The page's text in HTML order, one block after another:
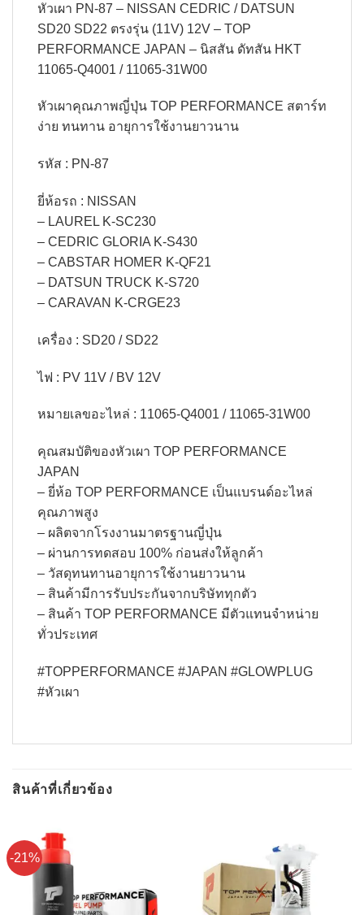
หัวเผา PN-87 – NISSAN CEDRIC / DATSUN
SD20 SD22 ตรงรุ่น (11V) 12V – TOP
PERFORMANCE JAPAN – นิสสัน ดัทสัน HKT
11065-Q4001 / 11065-31W00
หัวเผาคุณภาพญี่ปุ่น TOP PERFORMANCE สตาร์ท
ง่าย ทนทาน อายุการใช้งานยาวนาน
รหัส : PN-87
ยี่ห้อรถ : NISSAN
– LAUREL K-SC230
– CEDRIC GLORIA K-S430
– CABSTAR HOMER K-QF21
– DATSUN TRUCK K-S720
– CARAVAN K-CRGE23
เครื่อง : SD20 / SD22
ไฟ : PV 11V / BV 12V
หมายเลขอะไหล่ : 11065-Q4001 / 11065-31W00
คุณสมบัติของหัวเผา TOP PERFORMANCE
JAPAN
– ยี่ห้อ TOP PERFORMANCE เป็นแบรนด์อะไหล่
คุณภาพสูง
– ผลิตจากโรงงานมาตรฐานญี่ปุ่น
– ผ่านการทดสอบ 100% ก่อนส่งให้ลูกค้า
– วัสดุทนทานอายุการใช้งานยาวนาน
– สินค้ามีการรับประกันจากบริษัททุกตัว
– สินค้า TOP PERFORMANCE มีตัวแทนจำหน่าย
ทั่วประเทศ
#TOPPERFORMANCE #JAPAN #GLOWPLUG
#หัวเผา
สินค้าที่เกี่ยวข้อง
-21%